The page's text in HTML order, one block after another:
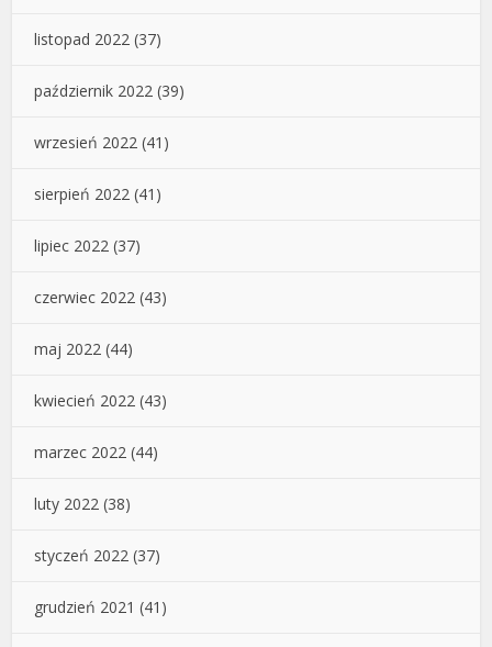
listopad 2022 (37)
październik 2022 (39)
wrzesień 2022 (41)
sierpień 2022 (41)
lipiec 2022 (37)
czerwiec 2022 (43)
maj 2022 (44)
kwiecień 2022 (43)
marzec 2022 (44)
luty 2022 (38)
styczeń 2022 (37)
grudzień 2021 (41)